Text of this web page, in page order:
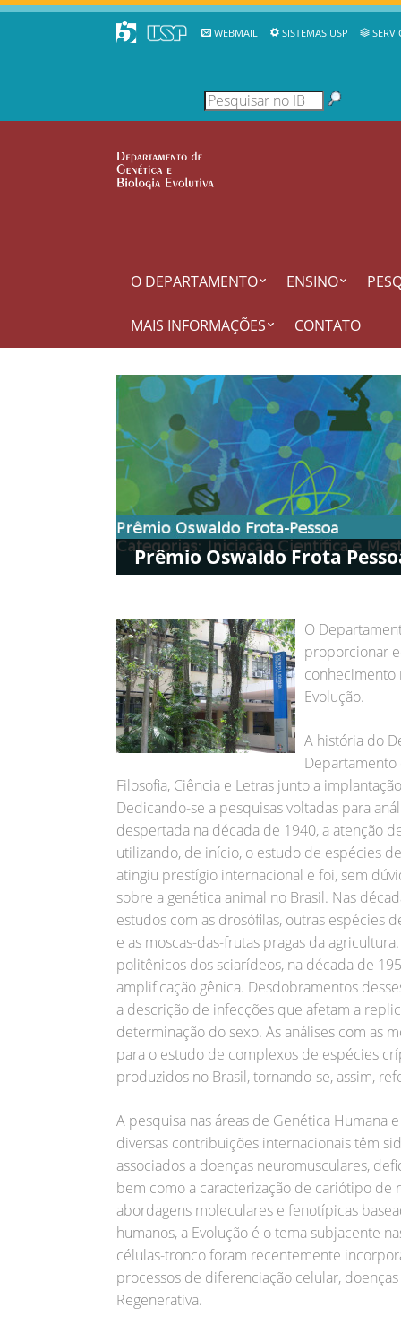
WEBMAIL SISTEMAS USP
O DEPARTAMENTO ENSINO
MAIS INFORMAÇÕES CONTATO
Prêmio Oswaldo Frota
O
proporcionar
conhecimento
Evolução.
A história do
Departamento
Filosofia, Ciência e Letras junto a
Dedicando-se a pesquisas voltadas para
despertada na década de 1940, a atenção
utilizando, de início, o estudo de espécies
atingiu prestígio internacional e foi, sem
sobre a genética animal no Brasil. Nas
estudos com as drosófilas, outras espécies
e as moscas-das-frutas pragas da
politênicos dos sciarídeos, na década de
amplificação gênica. Desdobramentos
a descrição de infecções que afetam a
determinação do sexo. As análises com as
para o estudo de complexos de espécies
produzidos no Brasil, tornando-se, assim,
A pesquisa nas áreas de Genética Humana
diversas contribuições internacionais têm
associados a doenças neuromusculares,
bem como a caracterização de cariótipo de
abordagens moleculares e fenotípicas
humanos, a Evolução é o tema subjacente
células-tronco foram recentemente
processos de diferenciação celular,
Regenerativa.